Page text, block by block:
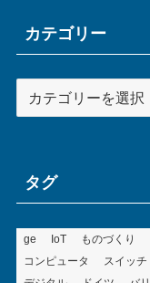
ブカテゴリー
テ
ータグ
ge IoT ものづくり
コンピュータ
スイッチ